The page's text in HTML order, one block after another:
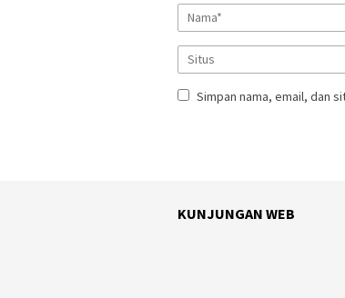
Simpan nama, email, dan
KUNJUNGAN WEB